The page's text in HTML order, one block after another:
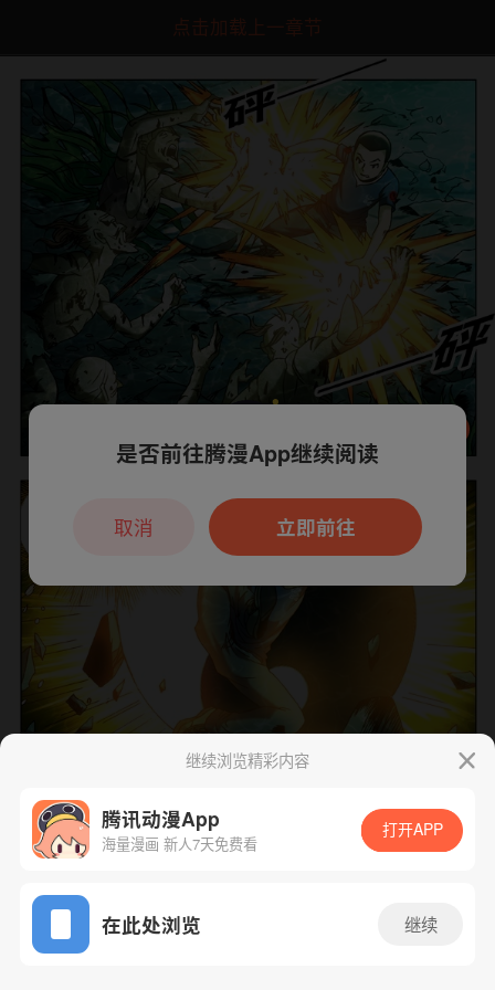
点击加载上一章节
App免费看
下一话 腾漫App免费看
继续浏览精彩内容
腾讯动漫App
海量漫画 新人7天免费看
打开APP
在此处浏览 继续
本章节仅支持App阅读，可打开App新用
户7天免费看
是否前往腾漫App继续阅读
立即前往
取消